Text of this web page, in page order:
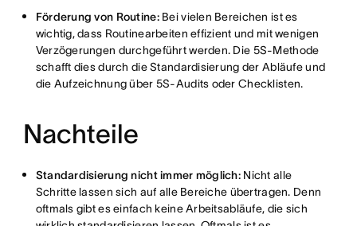
Förderung von Routine:Bei vielen Bereichen ist es
wichtig, dass Routinearbeiten effizient und mit wenigen
Verzögerungen durchgeführt werden. Die 5S-Methode
schafft dies durch die Standardisierung der Abläufe und
die Aufzeichnung über 5S-Audits oder Checklisten.
Nachteile
Standardisierung nicht immer möglich: Nicht alle
Schritte lassen sich auf alle Bereiche übertragen. Denn
oftmals gibt es einfach keine Arbeitsabläufe, die sich